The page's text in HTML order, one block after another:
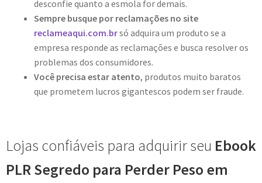
desconfie quanto a esmola for demais.
Sempre busque por reclamações no site
reclameaqui.com.brsó adquira um produto se a
empresa responde as reclamações e busca resolver os
problemas dos consumidores.
Você precisa estar atento, produtos muito baratos
que prometem lucros gigantescos podem ser fraude.
Lojas confiáveis para adquirir seu Ebook
PLR Segredo para Perder Peso em